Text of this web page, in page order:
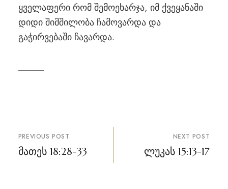
ყველაფერი რომ შემოეხარჯა, იმ ქვეყანაში
დიდი შიმშილობა ჩამოვარდა და
გაჭირვებაში ჩავარდა.
პოსტის
ნავიგაცია
PREVIOUS POST
მათეს 18:28-33
NEXT POST
ლუკას 15:13-17